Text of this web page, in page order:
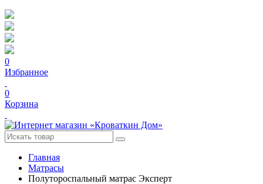
0
Избранное
0
Корзина
Главная
Матрасы
Полутороспальный матрас Эксперт